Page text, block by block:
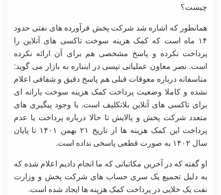
چیست؟
همانطور که اشاره شد شرکت پخش فرآورده های نفتی حدود
۱۴ ماه است که کمک هزینه سوخت تاکسی های آنلاین را
پرداخت نکرده و پاسخ مشخصی هم برای آن ارائه نکرده
است. نصر معاون عملیاتی تپسی در اینباره به بازار می گوید:
متاسفانه درباره معوقات قبلی هم پاسخ دقیق و شفافی اعلام
نشده و کاملا وضعیت پرداخت کمک هزینه سوخت یارانه ای
برای تاکسی های آنلاین بلاتکلیف است. با وجود پیگیری های
متعدد شرکت پخش و پالایش تا حالا درباره پرداخت یا عدم
پرداخت این کمک هزینه ها از تاریخ ۲۱ بهمن ۱۴۰۱ تا پایان
سال ۱۴۰۲ به صورت قطعی پاسخی نداده است.
او گفته که در آخرین مکاتباتی که ما انجام دادیم اعلام شده که
به دلیل تجمیع یک سری حساب های شرکت پخش و وزارت
نفت یک خلایی در پرداخت کمک هزینه ها ایجاد شده است.